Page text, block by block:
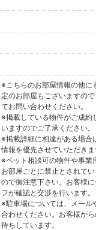
※こちらのお部屋情報の他に
定のお部屋もございますの
てお問い合わせください。
※掲載している物件がご成約
いますのでご了承ください。
※掲載詳細に相違がある場合
情報を優先させていただきま
※ペット相談可の物件や事業
お部屋ごとに禁止とされて
ので御注意下さい。お客様
フが確認と交渉を行います。
※駐車場については、メール
合わせください。お客様か
待ちしています。